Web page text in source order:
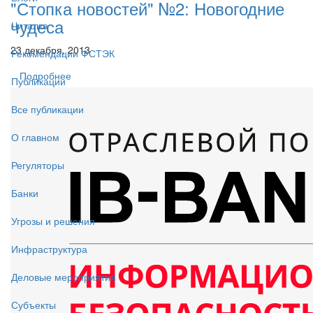
Читалка
Рекомендации ФСТЭК
Публикации
Все публикации
О главном
Регуляторы
Банки
Угрозы и решения
Инфраструктура
Деловые мероприятия
Субъекты
"Стопка новостей" №2: Новогодние
чудеса
23 декабря, 2013
Подробнее